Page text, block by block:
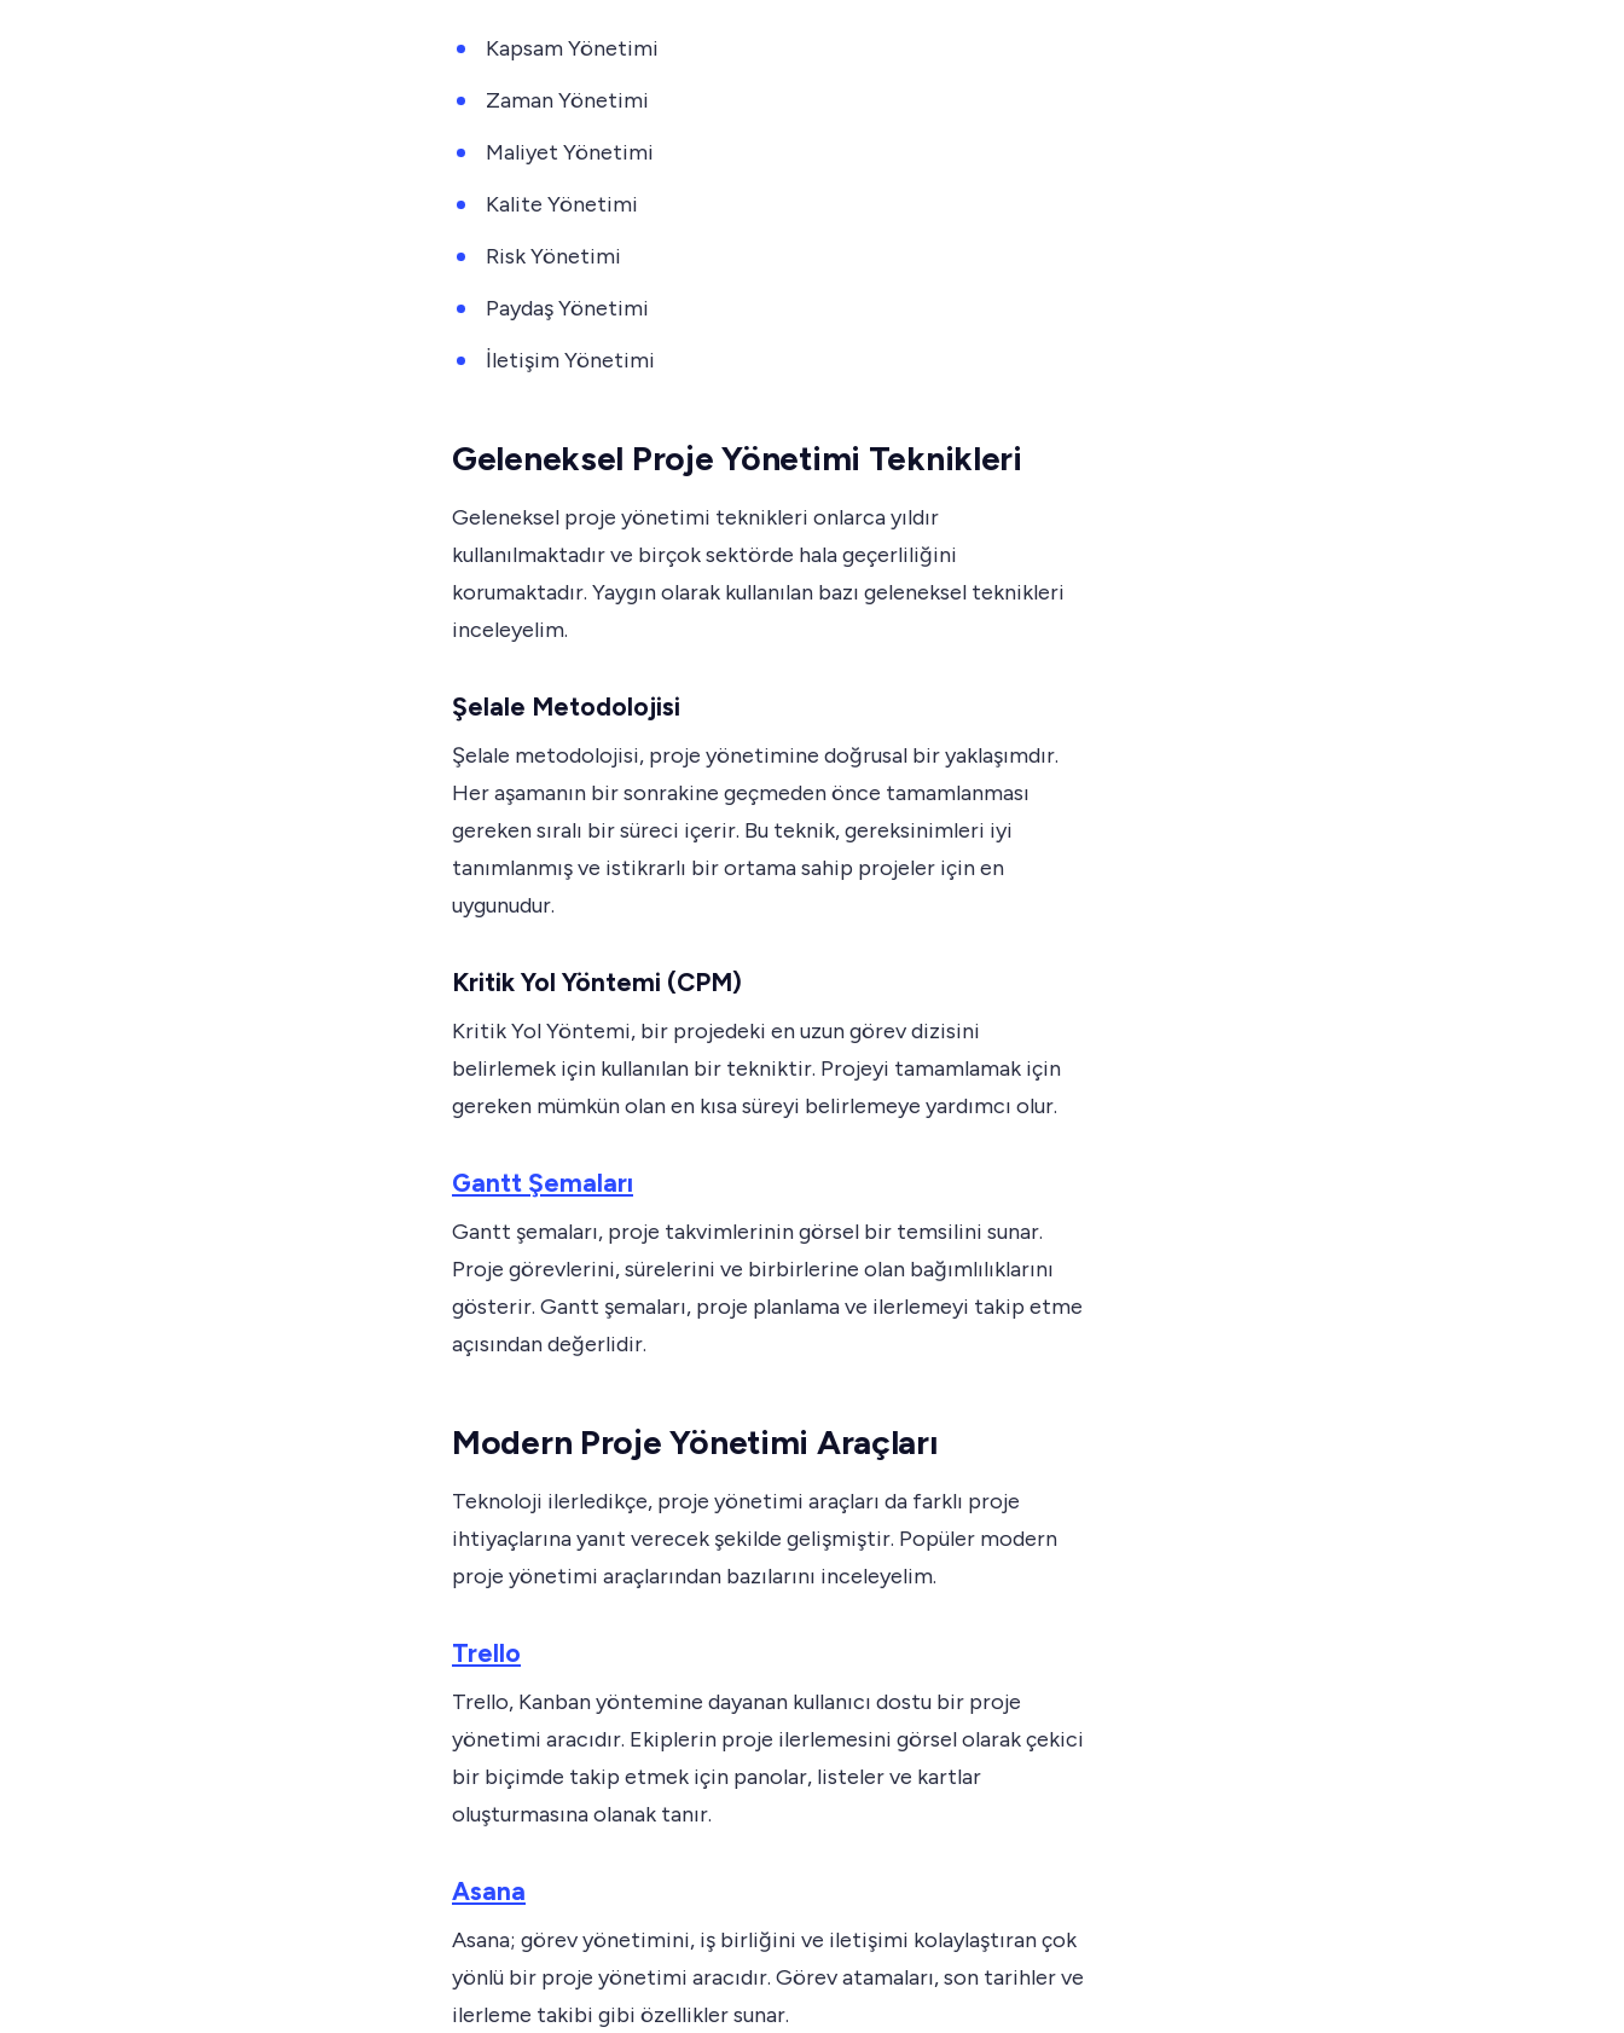
Kapsam Yönetimi
Zaman Yönetimi
Maliyet Yönetimi
Kalite Yönetimi
Risk Yönetimi
Paydaş Yönetimi
İletişim Yönetimi
Geleneksel Proje Yönetimi Teknikleri
Geleneksel proje yönetimi teknikleri onlarca yıldır
kullanılmaktadır ve birçok sektörde hala geçerliliğini
korumaktadır. Yaygın olarak kullanılan bazı geleneksel teknikleri
inceleyelim.
Şelale Metodolojisi
Şelale metodolojisi, proje yönetimine doğrusal bir yaklaşımdır.
Her aşamanın bir sonrakine geçmeden önce tamamlanması
gereken sıralı bir süreci içerir. Bu teknik, gereksinimleri iyi
tanımlanmış ve istikrarlı bir ortama sahip projeler için en
uygunudur.
Kritik Yol Yöntemi (CPM)
Kritik Yol Yöntemi, bir projedeki en uzun görev dizisini
belirlemek için kullanılan bir tekniktir. Projeyi tamamlamak için
gereken mümkün olan en kısa süreyi belirlemeye yardımcı olur.
Gantt Şemaları
Gantt şemaları, proje takvimlerinin görsel bir temsilini sunar.
Proje görevlerini, sürelerini ve birbirlerine olan bağımlılıklarını
gösterir. Gantt şemaları, proje planlama ve ilerlemeyi takip etme
açısından değerlidir.
Modern Proje Yönetimi Araçları
Teknoloji ilerledikçe, proje yönetimi araçları da farklı proje
ihtiyaçlarına yanıt verecek şekilde gelişmiştir. Popüler modern
proje yönetimi araçlarından bazılarını inceleyelim.
Trello
Trello, Kanban yöntemine dayanan kullanıcı dostu bir proje
yönetimi aracıdır. Ekiplerin proje ilerlemesini görsel olarak çekici
bir biçimde takip etmek için panolar, listeler ve kartlar
oluşturmasına olanak tanır.
Asana
Asana; görev yönetimini, iş birliğini ve iletişimi kolaylaştıran çok
yönlü bir proje yönetimi aracıdır. Görev atamaları, son tarihler ve
ilerleme takibi gibi özellikler sunar.